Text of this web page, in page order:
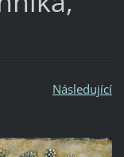
Následující